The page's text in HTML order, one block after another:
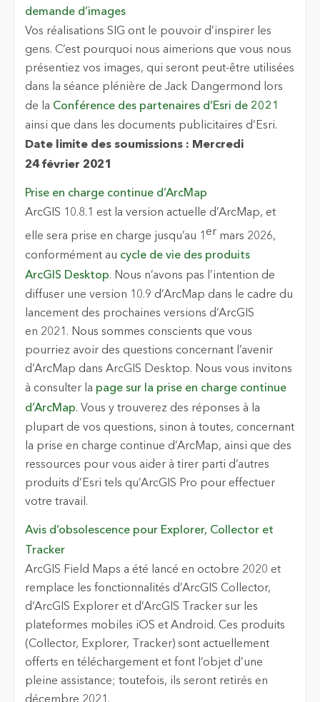
demande d’images
Vos réalisations SIG ont le pouvoir d’inspirer les
gens. C’est pourquoi nous aimerions que vous nous
présentiez vos images, qui seront peut-être utilisées
dans la séance plénière de Jack Dangermond lors
de la Conférence des partenaires d’Esri de 2021
ainsi que dans les documents publicitaires d’Esri.
Date limite des soumissions : Mercredi
24 février 2021
Prise en charge continue d’ArcMap
ArcGIS 10.8.1 est la version actuelle d’ArcMap, et
elle sera prise en charge jusqu’au 1er mars 2026,
conformément au cycle de vie des produits
ArcGIS Desktop. Nous n’avons pas l’intention de
diffuser une version 10.9 d’ArcMap dans le cadre du
lancement des prochaines versions d’ArcGIS
en 2021. Nous sommes conscients que vous
pourriez avoir des questions concernant l’avenir
d’ArcMap dans ArcGIS Desktop. Nous vous invitons
à consulter la page sur la prise en charge continue
d’ArcMap. Vous y trouverez des réponses à la
plupart de vos questions, sinon à toutes, concernant
la prise en charge continue d’ArcMap, ainsi que des
ressources pour vous aider à tirer parti d’autres
produits d’Esri tels qu’ArcGIS Pro pour effectuer
votre travail.
Avis d’obsolescence pour Explorer, Collector et
Tracker
ArcGIS Field Maps a été lancé en octobre 2020 et
remplace les fonctionnalités d’ArcGIS Collector,
d’ArcGIS Explorer et d’ArcGIS Tracker sur les
plateformes mobiles iOS et Android. Ces produits
(Collector, Explorer, Tracker) sont actuellement
offerts en téléchargement et font l’objet d’une
pleine assistance; toutefois, ils seront retirés en